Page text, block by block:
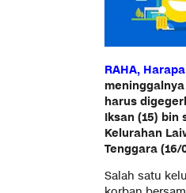
RAHA,
harus
Iksan (15)
Kelurahan
Tenggara (16/
Salah satu